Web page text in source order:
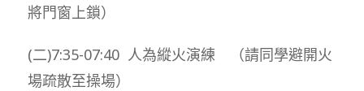
將門窗上鎖）
(二)7:35-07:40 人為縱火演練 （請同學避開火
場疏散至操場）